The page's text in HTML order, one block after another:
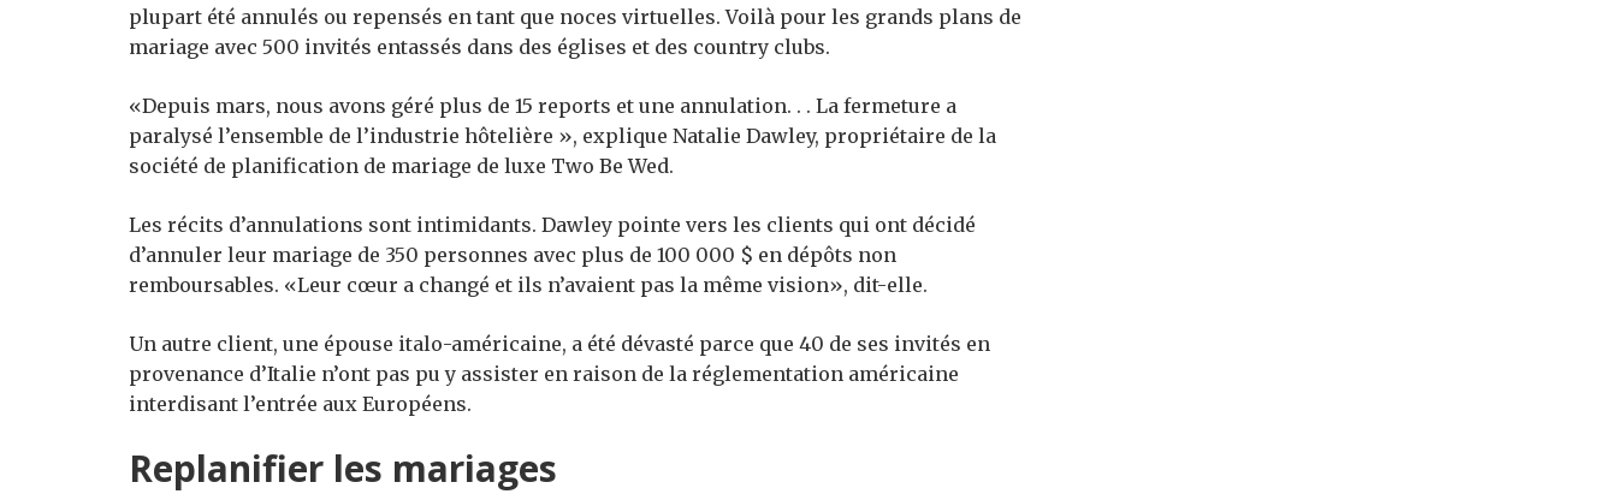
plupart été annulés ou repensés en tant que noces virtuelles. Voilà pour les grands plans de
mariage avec 500 invités entassés dans des églises et des country clubs.
«Depuis mars, nous avons géré plus de 15 reports et une annulation. . . La fermeture a
paralysé l’ensemble de l’industrie hôtelière », explique Natalie Dawley, propriétaire de la
société de planification de mariage de luxe Two Be Wed.
Les récits d’annulations sont intimidants. Dawley pointe vers les clients qui ont décidé
d’annuler leur mariage de 350 personnes avec plus de 100 000 $ en dépôts non
remboursables. «Leur cœur a changé et ils n’avaient pas la même vision», dit-elle.
Un autre client, une épouse italo-américaine, a été dévasté parce que 40 de ses invités en
provenance d’Italie n’ont pas pu y assister en raison de la réglementation américaine
interdisant l’entrée aux Européens.
Replanifier les mariages